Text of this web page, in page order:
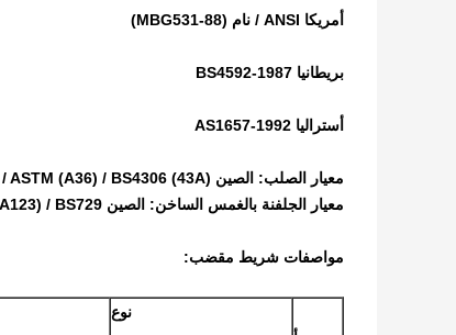
أمريكا ANSI / نام (MBG531-88)
بريطانيا BS4592-1987
أستراليا AS1657-1992
معيار الصلب: الصين GB700-88 / ASTM (A36) / BS4306 (43A)
معيار الجلفنة بالغمس الساخن: الصين GB / T13912-92 / ASTM (A123) / BS729
مواصفات شريط مقضب:
نوع